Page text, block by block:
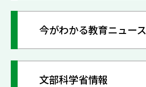
今がわかる教育ニュース
文部科学省情報